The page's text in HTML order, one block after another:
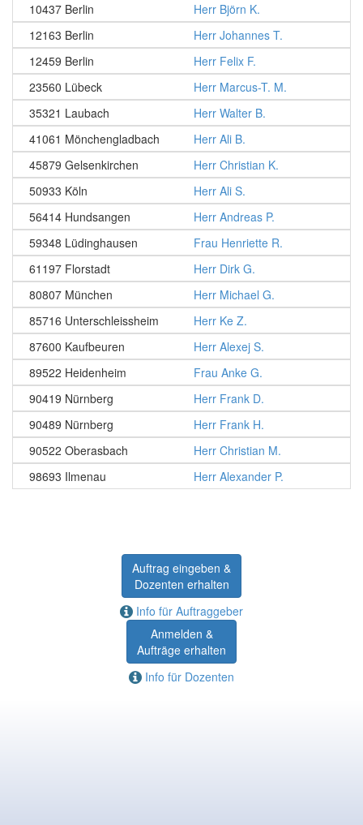
10437 Berlin
Herr Björn K.
12163 Berlin
Herr Johannes T.
12459 Berlin
Herr Felix F.
23560 Lübeck
Herr Marcus-T. M.
35321 Laubach
Herr Walter B.
41061 Mönchengladbach
Herr Ali B.
45879 Gelsenkirchen
Herr Christian K.
50933 Köln
Herr Ali S.
56414 Hundsangen
Herr Andreas P.
59348 Lüdinghausen
Frau Henriette R.
61197 Florstadt
Herr Dirk G.
80807 München
Herr Michael G.
85716 Unterschleissheim
Herr Ke Z.
87600 Kaufbeuren
Herr Alexej S.
89522 Heidenheim
Frau Anke G.
90419 Nürnberg
Herr Frank D.
90489 Nürnberg
Herr Frank H.
90522 Oberasbach
Herr Christian M.
98693 Ilmenau
Herr Alexander P.
Auftrag eingeben &
Dozenten erhalten
Info für Auftraggeber
Anmelden &
Aufträge erhalten
Info für Dozenten